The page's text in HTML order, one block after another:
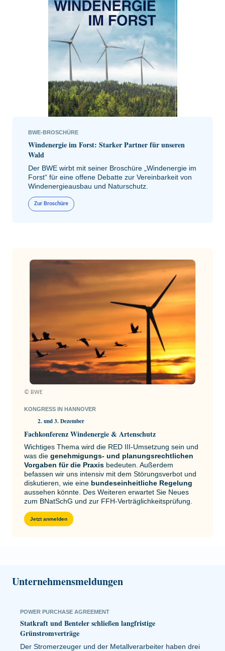
BWE-BROSCHÜRE
Windenergie im Forst: Starker Partner für unseren
Wald
Der BWE wirbt mit seiner Broschüre „Windenergie im
Forst“ für eine offene Debatte zur Vereinbarkeit von
Windenergieausbau und Naturschutz.
Zur Broschüre
© BWE
KONGRESS IN HANNOVER
2. und 3. Dezember
Fachkonferenz Windenergie & Artenschutz
Wichtiges Thema wird die RED III-Umsetzung sein und
was die genehmigungs- und planungsrechtlichen
Vorgaben für die Praxis bedeuten. Außerdem
befassen wir uns intensiv mit dem Störungsverbot und
diskutieren, wie eine bundeseinheitliche Regelung
aussehen könnte. Des Weiteren erwartet Sie Neues
zum BNatSchG und zur FFH-Verträglichkeitsprüfung.
Jetzt anmelden
Unternehmensmeldungen
POWER PURCHASE AGREEMENT
Statkraft und Benteler schließen langfristige
Grünstromverträge
Der Stromerzeuger und der Metallverarbeiter haben drei